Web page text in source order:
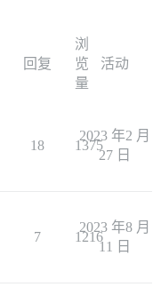
回复
浏
览
量
活动
18 1375
2023 年2 月
27 日
7 1216
2023 年8 月
11 日